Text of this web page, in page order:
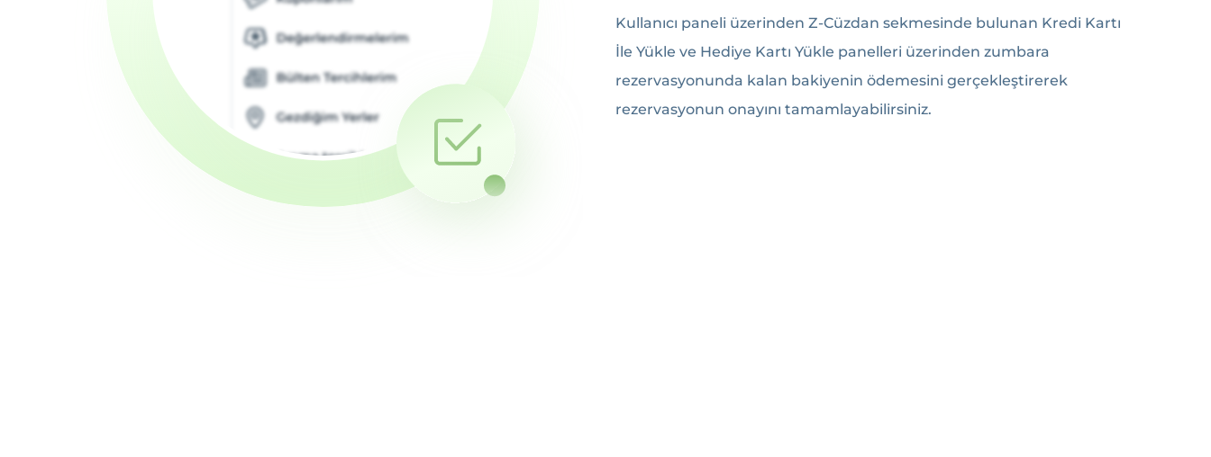
Kullanıcı paneli üzerinden Z-Cüzdan sekmesinde bulunan Kredi Kartı
İle Yükle ve Hediye Kartı Yükle panelleri üzerinden zumbara
rezervasyonunda kalan bakiyenin ödemesini gerçekleştirerek
rezervasyonun onayını tamamlayabilirsiniz.